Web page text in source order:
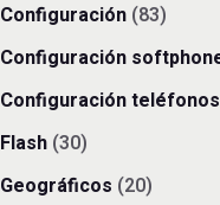
Configuración (83)
Configuración
Configuración teléfonos
Flash (30)
Geográficos (20)